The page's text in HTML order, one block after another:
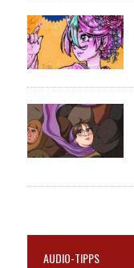
AUDIO-TIPPS